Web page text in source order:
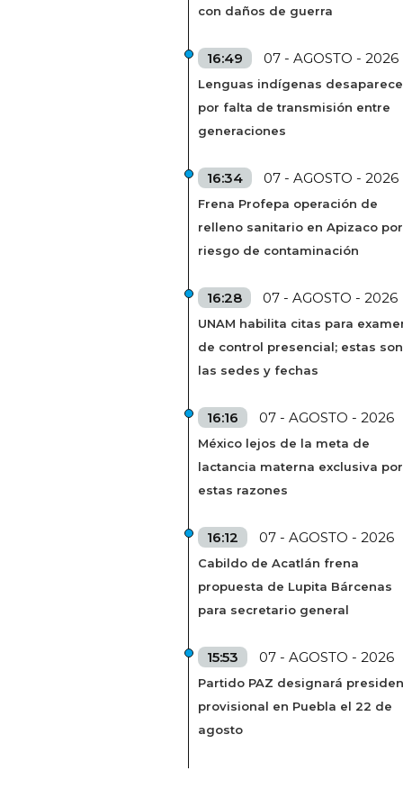
con daños de guerra
16:49 07 - AGOSTO - 2026
Lenguas indígenas
por falta de transmisión entre
generaciones
16:34 07 - AGOSTO - 2026
Frena Profepa operación de
relleno sanitario en Apizaco por
riesgo de contaminación
16:28 07 - AGOSTO - 2026
UNAM habilita citas para
de control presencial; estas son
las sedes y fechas
16:16 07 - AGOSTO - 2026
México lejos de la meta de
lactancia materna exclusiva por
estas razones
16:12 07 - AGOSTO - 2026
Cabildo de Acatlán frena
propuesta de Lupita Bárcenas
para secretario general
15:53 07 - AGOSTO - 2026
Partido PAZ designará
provisional en Puebla el 22 de
agosto